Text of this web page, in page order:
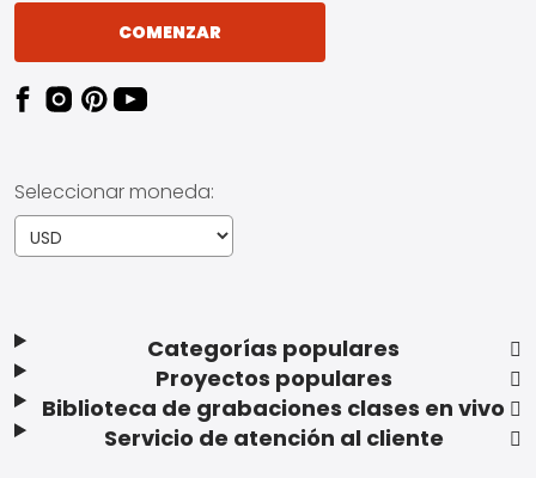
Categorías populares
Proyectos populares
Biblioteca de grabaciones clases en vivo
Servicio de atención al cliente
COMENZAR
Seleccionar moneda: